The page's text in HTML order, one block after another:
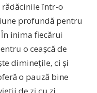
CAFEAUA
ROMÂNEASCĂ
–
POVESTEA
GUSTUL
UNEI
rădăcinile într-o
profundă pentru
inima fiecărui
o ceașcă de
diminețile, ci și
o pauză bine